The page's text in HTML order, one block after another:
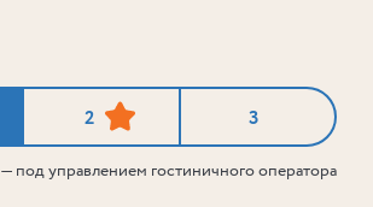
2 3
— под управлением гостиничного оператора